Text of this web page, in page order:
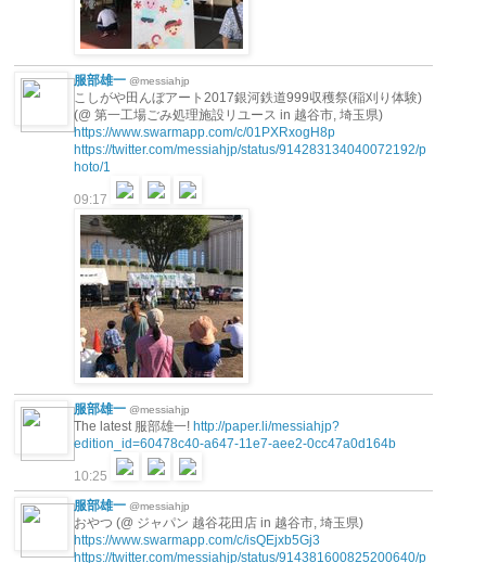
服部雄一 @messiahjp
こしがや田んぼアート2017銀河鉄道999収穫祭(稲刈り体験)
(@ 第一工場ごみ処理施設リユース in 越谷市, 埼玉県)
https://www.swarmapp.com/c/01PXRxogH8p
https://twitter.com/messiahjp/status/914283134040072192/p
hoto/1
09:17
服部雄一 @messiahjp
The latest 服部雄一! http://paper.li/messiahjp?
edition_id=60478c40-a647-11e7-aee2-0cc47a0d164b
10:25
服部雄一 @messiahjp
おやつ (@ ジャパン 越谷花田店 in 越谷市, 埼玉県)
https://www.swarmapp.com/c/isQEjxb5Gj3
https://twitter.com/messiahjp/status/914381600825200640/p